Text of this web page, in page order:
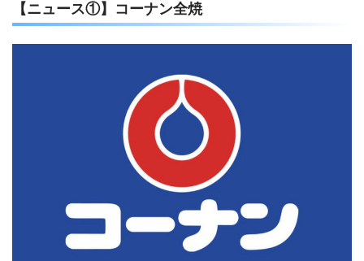
【ニュース①】コーナン全焼